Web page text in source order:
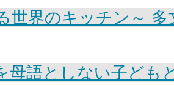
世界のキッチン～
母語としない子ども